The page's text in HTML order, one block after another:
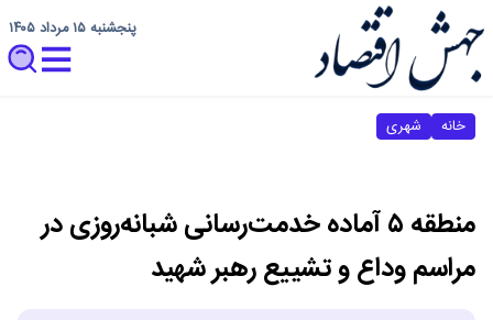
پنجشنبه ۱۵ مرداد ۱۴۰۵
خانه شهری
منطقه ۵ آماده خدمت‌رسانی شبانه‌روزی در
مراسم وداع و تشییع رهبر شهید